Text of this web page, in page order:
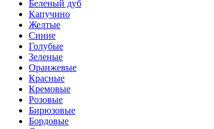
Беленый дуб
Капучино
Желтые
Синие
Голубые
Зеленые
Оранжевые
Красные
Кремовые
Розовые
Бирюзовые
Бордовые